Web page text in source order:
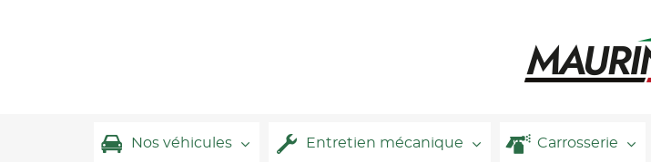
Nos véhicules Entretien mécanique Carrosserie